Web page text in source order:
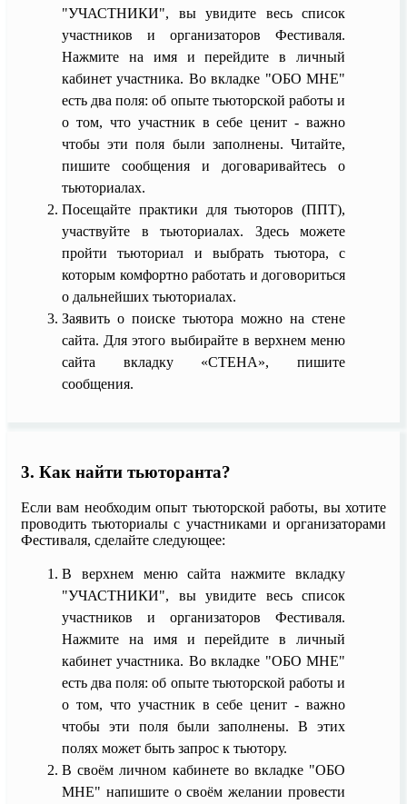
"УЧАСТНИКИ", вы увидите весь список
участников и организаторов Фестиваля.
Нажмите на имя и перейдите в личный
кабинет участника. Во вкладке "ОБО МНЕ"
есть два поля: об опыте тьюторской работы и
о том, что участник в себе ценит - важно
чтобы эти поля были заполнены. Читайте,
пишите сообщения и договаривайтесь о
тьюториалах.
Посещайте практики для тьюторов (ППТ),
участвуйте в тьюториалах. Здесь можете
пройти тьюториал и выбрать тьютора, с
которым комфортно работать и договориться
о дальнейших тьюториалах.
Заявить о поиске тьютора можно на стене
сайта. Для этого выбирайте в верхнем меню
сайта вкладку «СТЕНА», пишите
сообщения.
3. Как найти тьюторанта?
Если вам необходим опыт тьюторской работы, вы хотите
проводить тьюториалы с участниками и организаторами
Фестиваля, сделайте следующее:
В верхнем меню сайта нажмите вкладку
"УЧАСТНИКИ", вы увидите весь список
участников и организаторов Фестиваля.
Нажмите на имя и перейдите в личный
кабинет участника. Во вкладке "ОБО МНЕ"
есть два поля: об опыте тьюторской работы и
о том, что участник в себе ценит - важно
чтобы эти поля были заполнены. В этих
полях может быть запрос к тьютору.
В своём личном кабинете во вкладке "ОБО
МНЕ" напишите о своём желании провести